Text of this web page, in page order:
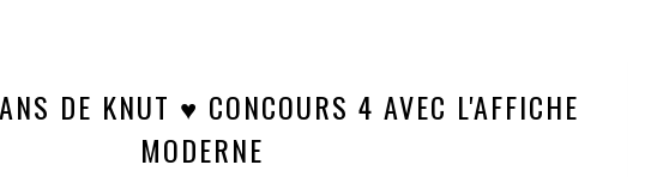
DE KNUT ♥ CONCOURS 4 AVEC L'AFFICHE
MODERNE